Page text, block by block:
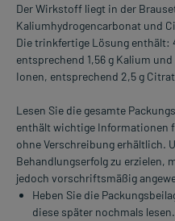
Der Wirkstoff liegt in der
Kaliumhydrogencarbonat und
Die trinkfertige Lösung
entsprechend 1,56 g Kalium
Ionen, entsprechend 2,5 g
Lesen Sie die gesamte
enthält wichtige Informationen
ohne Verschreibung erhältlich.
Behandlungserfolg zu erzielen,
jedoch vorschriftsmäßig
Heben Sie die
diese später nochmals lesen.